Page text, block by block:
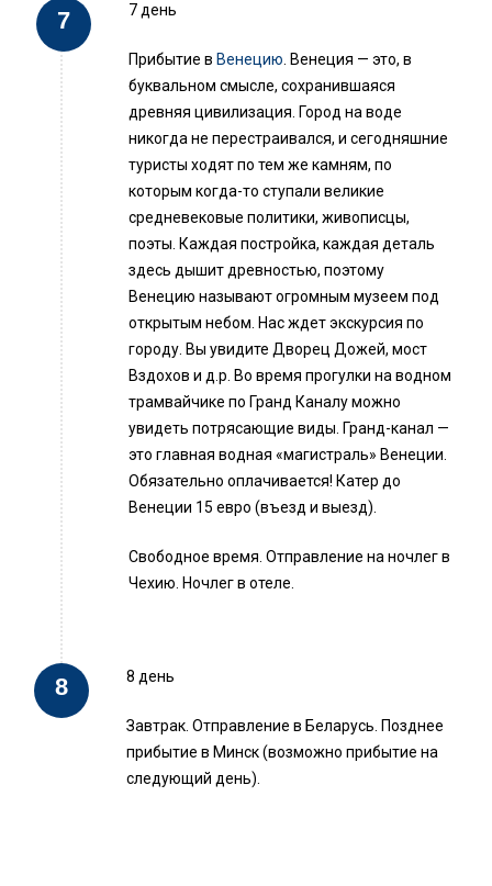
7 день
Прибытие в Венецию . Венеция — это, в
буквальном смысле, сохранившаяся
древняя цивилизация. Город на воде
никогда не перестраивался, и сегодняшние
туристы ходят по тем же камням, по
которым когда-то ступали великие
средневековые политики, живописцы,
поэты. Каждая постройка, каждая деталь
здесь дышит древностью, поэтому
Венецию называют огромным музеем под
открытым небом. Нас ждет экскурсия по
городу. Вы увидите Дворец Дожей, мост
Вздохов и д.р. Во время прогулки на водном
трамвайчике по Гранд Каналу можно
увидеть потрясающие виды. Гранд-канал —
это главная водная «магистраль» Венеции.
Обязательно оплачивается! Катер до
Венеции 15 евро (въезд и выезд).
Свободное время. Отправление на ночлег в
Чехию. Ночлег в отеле.
8 день
Завтрак. Отправление в Беларусь. Позднее
прибытие в Минск (возможно прибытие на
следующий день).